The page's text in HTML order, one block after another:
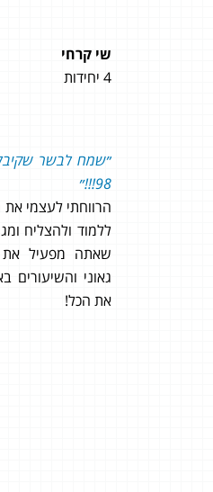
״שמח לבשר שקיבלתי
הרווחתי לעצמי את
ללמוד ולהצליח ומגיעה לך
שאתה מפעיל את האתר
גאוני והשיעורים באמת